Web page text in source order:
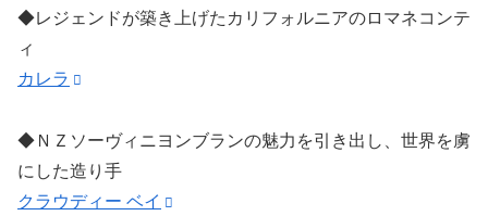
◆レジェンドが築き上げたカリフォルニアのロマネコンテ
ィ
カレラ
◆ＮＺソーヴィニヨンブランの魅力を引き出し、世界を虜
にした造り手
クラウディー ベイ